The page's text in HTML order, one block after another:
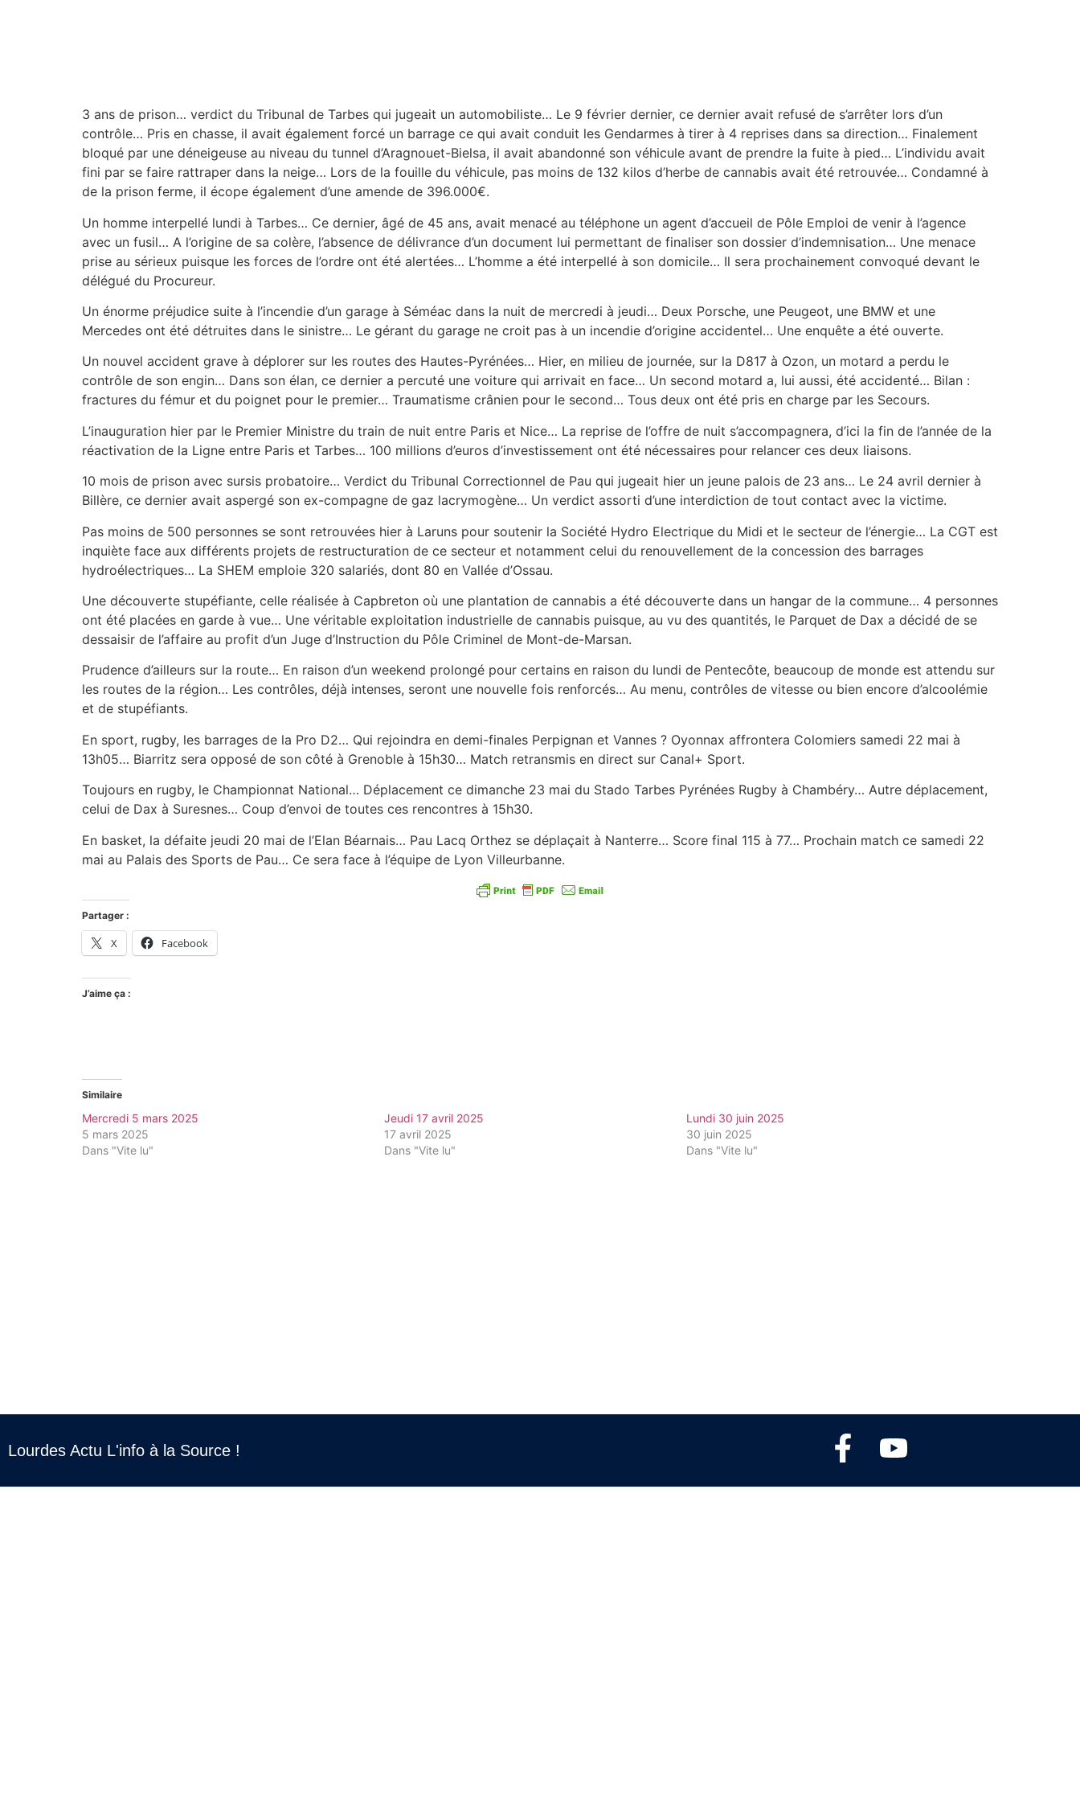
3 ans de prison… verdict du Tribunal de Tarbes qui jugeait un automobiliste… Le 9 février dernier, ce dernier avait refusé de s’arrêter lors d’un
contrôle… Pris en chasse, il avait également forcé un barrage ce qui avait conduit les Gendarmes à tirer à 4 reprises dans sa direction… Finalement
bloqué par une déneigeuse au niveau du tunnel d’Aragnouet-Bielsa, il avait abandonné son véhicule avant de prendre la fuite à pied… L’individu avait
fini par se faire rattraper dans la neige… Lors de la fouille du véhicule, pas moins de 132 kilos d’herbe de cannabis avait été retrouvée… Condamné à
de la prison ferme, il écope également d’une amende de 396.000€.
Un homme interpellé lundi à Tarbes… Ce dernier, âgé de 45 ans, avait menacé au téléphone un agent d’accueil de Pôle Emploi de venir à l’agence
avec un fusil… A l’origine de sa colère, l’absence de délivrance d’un document lui permettant de finaliser son dossier d’indemnisation… Une menace
prise au sérieux puisque les forces de l’ordre ont été alertées… L’homme a été interpellé à son domicile… Il sera prochainement convoqué devant le
délégué du Procureur.
Un énorme préjudice suite à l’incendie d’un garage à Séméac dans la nuit de mercredi à jeudi… Deux Porsche, une Peugeot, une BMW et une
Mercedes ont été détruites dans le sinistre… Le gérant du garage ne croit pas à un incendie d’origine accidentel… Une enquête a été ouverte.
Un nouvel accident grave à déplorer sur les routes des Hautes-Pyrénées… Hier, en milieu de journée, sur la D817 à Ozon, un motard a perdu le
contrôle de son engin… Dans son élan, ce dernier a percuté une voiture qui arrivait en face… Un second motard a, lui aussi, été accidenté… Bilan :
fractures du fémur et du poignet pour le premier… Traumatisme crânien pour le second… Tous deux ont été pris en charge par les Secours.
L’inauguration hier par le Premier Ministre du train de nuit entre Paris et Nice… La reprise de l’offre de nuit s’accompagnera, d’ici la fin de l’année de la
réactivation de la Ligne entre Paris et Tarbes… 100 millions d’euros d’investissement ont été nécessaires pour relancer ces deux liaisons.
10 mois de prison avec sursis probatoire… Verdict du Tribunal Correctionnel de Pau qui jugeait hier un jeune palois de 23 ans… Le 24 avril dernier à
Billère, ce dernier avait aspergé son ex-compagne de gaz lacrymogène… Un verdict assorti d’une interdiction de tout contact avec la victime.
Pas moins de 500 personnes se sont retrouvées hier à Laruns pour soutenir la Société Hydro Electrique du Midi et le secteur de l’énergie… La CGT est
inquiète face aux différents projets de restructuration de ce secteur et notamment celui du renouvellement de la concession des barrages
hydroélectriques… La SHEM emploie 320 salariés, dont 80 en Vallée d’Ossau.
Une découverte stupéfiante, celle réalisée à Capbreton où une plantation de cannabis a été découverte dans un hangar de la commune… 4 personnes
ont été placées en garde à vue… Une véritable exploitation industrielle de cannabis puisque, au vu des quantités, le Parquet de Dax a décidé de se
dessaisir de l’affaire au profit d’un Juge d’Instruction du Pôle Criminel de Mont-de-Marsan.
Prudence d’ailleurs sur la route… En raison d’un weekend prolongé pour certains en raison du lundi de Pentecôte, beaucoup de monde est attendu sur
les routes de la région… Les contrôles, déjà intenses, seront une nouvelle fois renforcés… Au menu, contrôles de vitesse ou bien encore d’alcoolémie
et de stupéfiants.
En sport, rugby, les barrages de la Pro D2… Qui rejoindra en demi-finales Perpignan et Vannes ? Oyonnax affrontera Colomiers samedi 22 mai à
13h05… Biarritz sera opposé de son côté à Grenoble à 15h30… Match retransmis en direct sur Canal+ Sport.
Toujours en rugby, le Championnat National… Déplacement ce dimanche 23 mai du Stado Tarbes Pyrénées Rugby à Chambéry… Autre déplacement,
celui de Dax à Suresnes… Coup d’envoi de toutes ces rencontres à 15h30.
En basket, la défaite jeudi 20 mai de l’Elan Béarnais… Pau Lacq Orthez se déplaçait à Nanterre… Score final 115 à 77… Prochain match ce samedi 22
mai au Palais des Sports de Pau… Ce sera face à l’équipe de Lyon Villeurbanne.
Partager :
X Facebook
J’aime ça :
Similaire
Mercredi 5 mars 2025
5 mars 2025
Dans "Vite lu"
Jeudi 17 avril 2025
17 avril 2025
Dans "Vite lu"
Lundi 30 juin 2025
30 juin 2025
Dans "Vite lu"
Lourdes Actu L'info à la Source !